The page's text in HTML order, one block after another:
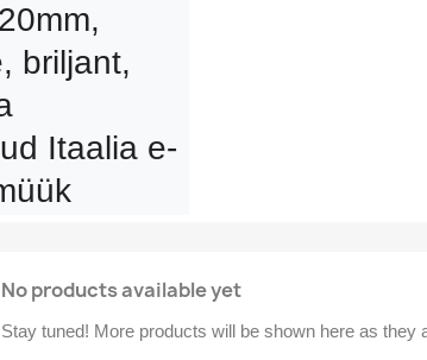
briljant,
Itaalia e-
No products available yet
Stay tuned! More products will be shown here as they